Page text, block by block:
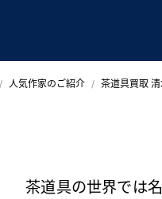
人気作家のご紹介 茶道具買取
茶道具の世界では